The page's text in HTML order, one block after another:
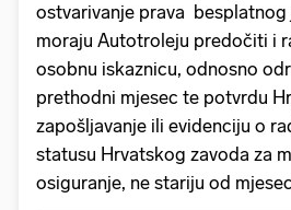
ostvarivanje prava besplatnog
moraju Autotroleju predočiti i
osobnu iskaznicu, odnosno
prethodni mjesec te potvrdu
zapošljavanje ili evidenciju o
statusu Hrvatskog zavoda za
osiguranje, ne stariju od